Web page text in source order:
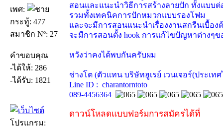
เพศ:
กระทู้: 477
สมาชิก Nº: 27
คำขอบคุณ
-ได้ให้: 286
-ได้รับ: 1821
โปรแกรม:
สอนและแนะนำวิธีการสร้างลายปัก ทั้งแบบ
รวมทั้งเทคนิคการปักหมวกแบบรองโฟม
และจะมีการสอนแนะนำเรื่องงานสกรีนเบื้อง
จะมีการสอนตั้ง hook การแก้ไขปัญหาต่างๆ
หวังว่าคงได้พบกันครับผม
ช่างโต (ตัวแทน บริษัทฮูเรย์ เวนเจอร์(ประเท
Line ID : charantorntoto
089-4456364
ดาวน์โหลดแบบฟอร์มการสมัครได้ที่